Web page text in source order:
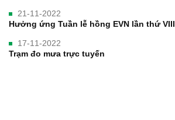
21-11-2022
Hưởng ứng Tuần lễ hồng EVN lần thứ VIII
17-11-2022
Trạm đo mưa trực tuyến